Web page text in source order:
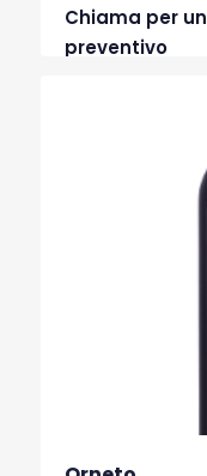
Chiama per un
preventivo